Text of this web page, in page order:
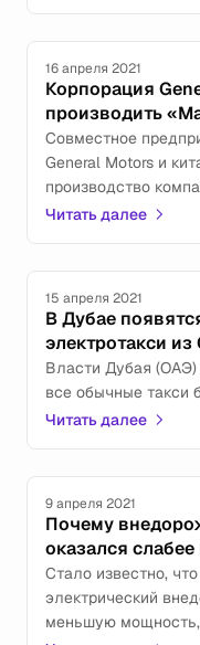
16 апреля 2021
Корпорация
производить
Совместное
General Motors и
производство
электромобиля
Читать далее
15 апреля 2021
В Дубае
электротакси
Власти Дубая
все обычные такси
Читать далее
9 апреля 2021
Почему
оказался
Стало известно,
электрический
меньшую